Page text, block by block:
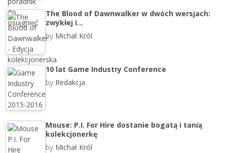
The Blood of Dawnwalker w dwóch wersjach:
zwykłej i…
by Michał Król
10 lat Game Industry Conference
by Redakcja
Mouse: P.I. For Hire dostanie bogatą i tanią
kolekcjonerkę
by Michał Król